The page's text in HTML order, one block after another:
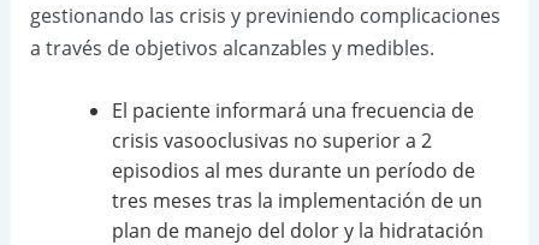
gestionando las crisis y previniendo complicaciones
a través de objetivos alcanzables y medibles.
El paciente informará una frecuencia de
crisis vasooclusivas no superior a 2
episodios al mes durante un período de
tres meses tras la implementación de un
plan de manejo del dolor y la hidratación